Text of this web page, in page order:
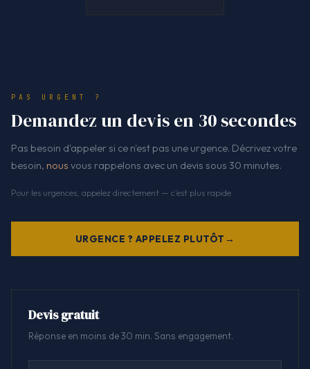
PAS URGENT ?
Demandez un devis en 30 secondes
Pas besoin d'appeler si ce n'est pas une urgence. Décrivez votre
besoin, nous vous rappelons avec un devis sous 30 minutes.
Pour les urgences, appelez directement — c'est plus rapide.
URGENCE ? APPELEZ PLUTÔT
Devis gratuit
Réponse en moins de 30 min. Sans engagement.